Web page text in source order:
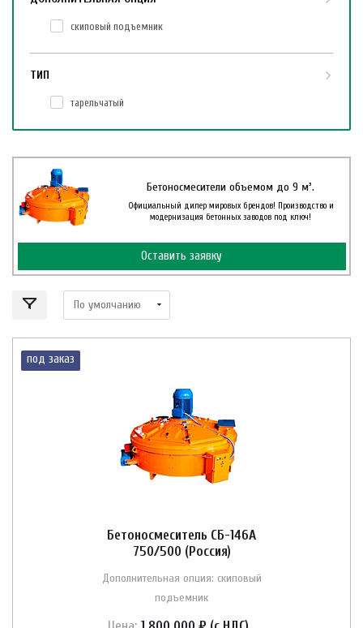
Бетоносмесители объемом до 9 м³.
Официальный дилер мировых брендов! Производство и
модернизация бетонных заводов под ключ!
Оставить заявку
под заказ
Бетоносмеситель СБ-146А
750/500 (Россия)
Дополнительная опция: скиповый
подъемник
скиповый подъемник
ТИП
тарельчатый